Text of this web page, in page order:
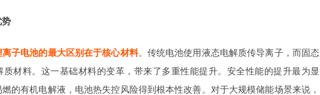
势
子电池的最大区别在于核心材料。传统电池使用液态电解质传导离子，而固态
质材料。这一基础材料的变革，带来了多重性能提升。安全性能的提升最为显
的有机电解液，电池热失控风险得到根本性改善。对于大规模储能场景来说，